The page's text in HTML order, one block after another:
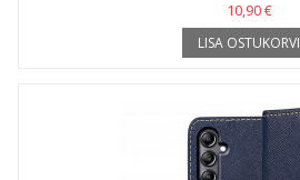
10,90 €
LISA OSTUKORVI